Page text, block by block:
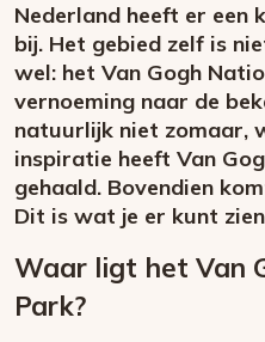
Nederland heeft er een
bij. Het gebied zelf is
wel: het Van Gogh
vernoeming naar de
natuurlijk niet zomaar,
inspiratie heeft Van
gehaald. Bovendien
Dit is wat je er kunt
Waar ligt het Van
Park?